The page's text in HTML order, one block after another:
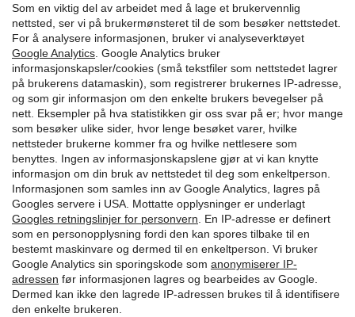
Som en viktig del av arbeidet med å lage et brukervennlig
nettsted, ser vi på brukermønsteret til de som besøker nettstedet.
For å analysere informasjonen, bruker vi analyseverktøyet
Google Analytics. Google Analytics bruker
informasjonskapsler/cookies (små tekstfiler som nettstedet lagrer
på brukerens datamaskin), som registrerer brukernes IP-adresse,
og som gir informasjon om den enkelte brukers bevegelser på
nett. Eksempler på hva statistikken gir oss svar på er; hvor mange
som besøker ulike sider, hvor lenge besøket varer, hvilke
nettsteder brukerne kommer fra og hvilke nettlesere som
benyttes. Ingen av informasjonskapslene gjør at vi kan knytte
informasjon om din bruk av nettstedet til deg som enkeltperson.
Informasjonen som samles inn av Google Analytics, lagres på
Googles servere i USA. Mottatte opplysninger er underlagt
Googles retningslinjer for personvern. En IP-adresse er definert
som en personopplysning fordi den kan spores tilbake til en
bestemt maskinvare og dermed til en enkeltperson. Vi bruker
Google Analytics sin sporingskode som anonymiserer IP-
adressen før informasjonen lagres og bearbeides av Google.
Dermed kan ikke den lagrede IP-adressen brukes til å identifisere
den enkelte brukeren.